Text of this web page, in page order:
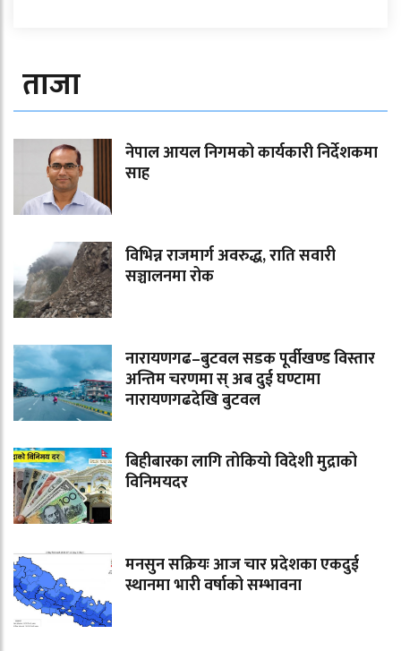
ताजा
नेपाल आयल निगमको कार्यकारी निर्देशकमा
साह
विभिन्न राजमार्ग अवरुद्ध, राति सवारी
सञ्चालनमा रोक
नारायणगढ–बुटवल सडक पूर्वीखण्ड विस्तार
अन्तिम चरणमा स् अब दुई घण्टामा
नारायणगढदेखि बुटवल
बिहीबारका लागि तोकियो विदेशी मुद्राको
विनिमयदर
मनसुन सक्रियः आज चार प्रदेशका एकदुई
स्थानमा भारी वर्षाको सम्भावना